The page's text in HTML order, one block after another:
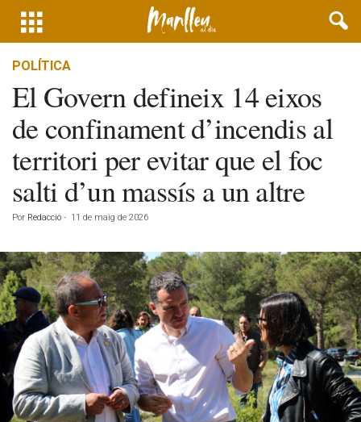
POLÍTICA
El Govern defineix 14 eixos
de confinament d’incendis al
territori per evitar que el foc
salti d’un massís a un altre
Por Redacció - 11 de maig de 2026